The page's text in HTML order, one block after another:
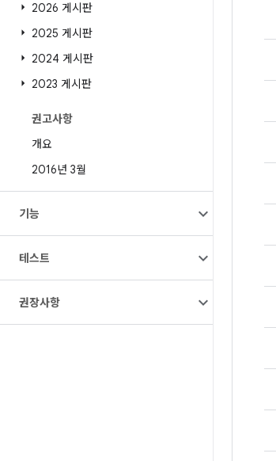
2026 게시판
2025 게시판
2024 게시판
2023 게시판
권고사항
개요
2016년 3월
기능
테스트
권장사항